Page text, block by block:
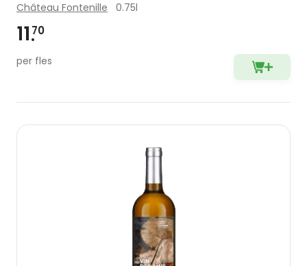
Château Fontenille 0.75l
11 70
per fles